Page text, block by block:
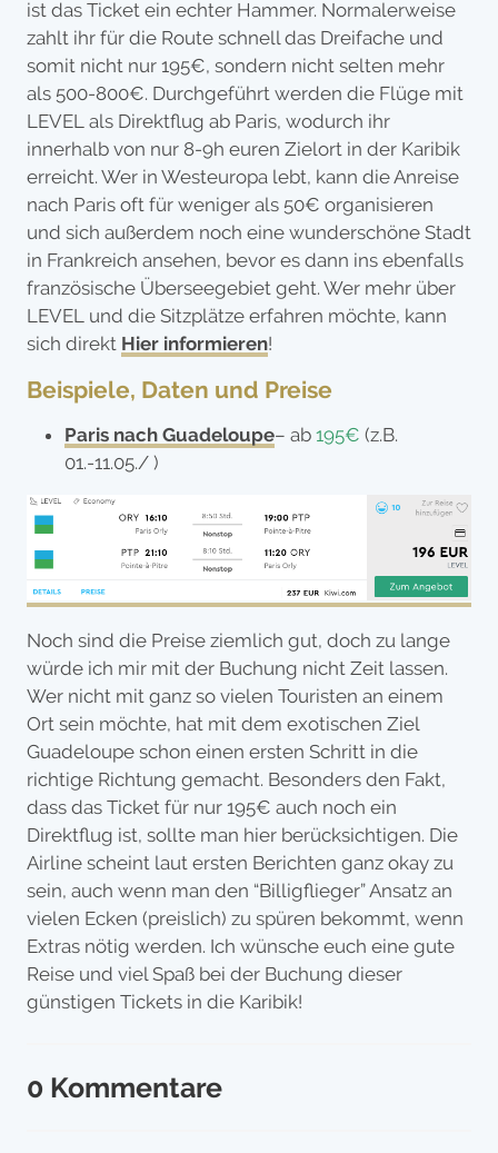
ist das Ticket ein echter Hammer. Normalerweise
zahlt ihr für die Route schnell das Dreifache und
somit nicht nur 195€, sondern nicht selten mehr
als 500-800€. Durchgeführt werden die Flüge mit
LEVEL als Direktflug ab Paris, wodurch ihr
innerhalb von nur 8-9h euren Zielort in der Karibik
erreicht. Wer in Westeuropa lebt, kann die Anreise
nach Paris oft für weniger als 50€ organisieren
und sich außerdem noch eine wunderschöne Stadt
in Frankreich ansehen, bevor es dann ins ebenfalls
französische Überseegebiet geht. Wer mehr über
LEVEL und die Sitzplätze erfahren möchte, kann
sich direkt Hier informieren!
Beispiele, Daten und Preise
Paris nach Guadeloupe– ab 195€ (z.B.
01.-11.05./ )
Noch sind die Preise ziemlich gut, doch zu lange
würde ich mir mit der Buchung nicht Zeit lassen.
Wer nicht mit ganz so vielen Touristen an einem
Ort sein möchte, hat mit dem exotischen Ziel
Guadeloupe schon einen ersten Schritt in die
richtige Richtung gemacht. Besonders den Fakt,
dass das Ticket für nur 195€ auch noch ein
Direktflug ist, sollte man hier berücksichtigen. Die
Airline scheint laut ersten Berichten ganz okay zu
sein, auch wenn man den “Billigflieger” Ansatz an
vielen Ecken (preislich) zu spüren bekommt, wenn
Extras nötig werden. Ich wünsche euch eine gute
Reise und viel Spaß bei der Buchung dieser
günstigen Tickets in die Karibik!
0 Kommentare